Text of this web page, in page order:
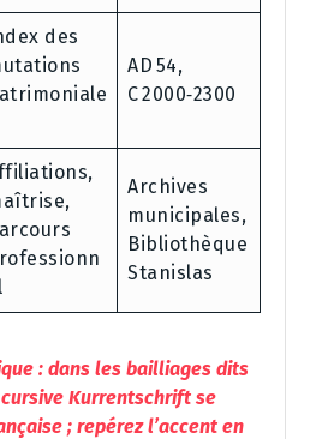
des
AD 54,
C 2000‑2300
Archives
municipales,
Bibliothèque
Stanislas
: dans les bailliages dits
cursive Kurrentschrift se
; repérez l’accent en